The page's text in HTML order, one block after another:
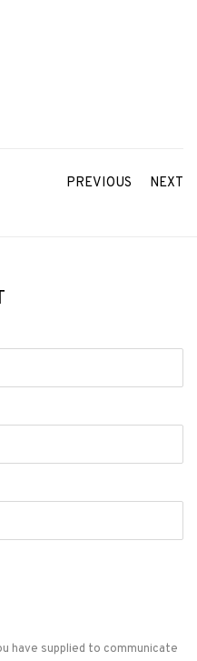
PREVIOUS NEXT
have supplied to communicate